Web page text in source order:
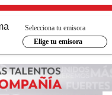
Selecciona tu emisora
Elige tu emisora